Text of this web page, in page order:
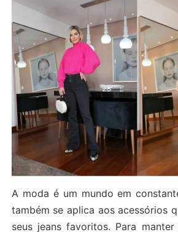
A moda é um mundo em
também se aplica aos acessórios
seus jeans favoritos. Para